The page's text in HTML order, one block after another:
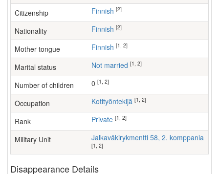
Citizenship Finnish [2]
Nationality Finnish [2]
Mother tongue Finnish [1, 2]
Marital status Not married [1, 2]
Number of children [1, 2]
Occupation kotityöntekijä [1, 2]
Rank Private [1, 2]
Military Unit Jalkaväkirykmentti 58, 2. komppania
[1, 2]
Disappearance Details